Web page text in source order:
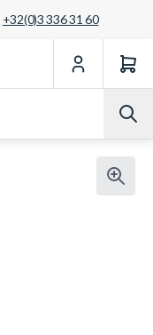
+32(0)3 336 31 60